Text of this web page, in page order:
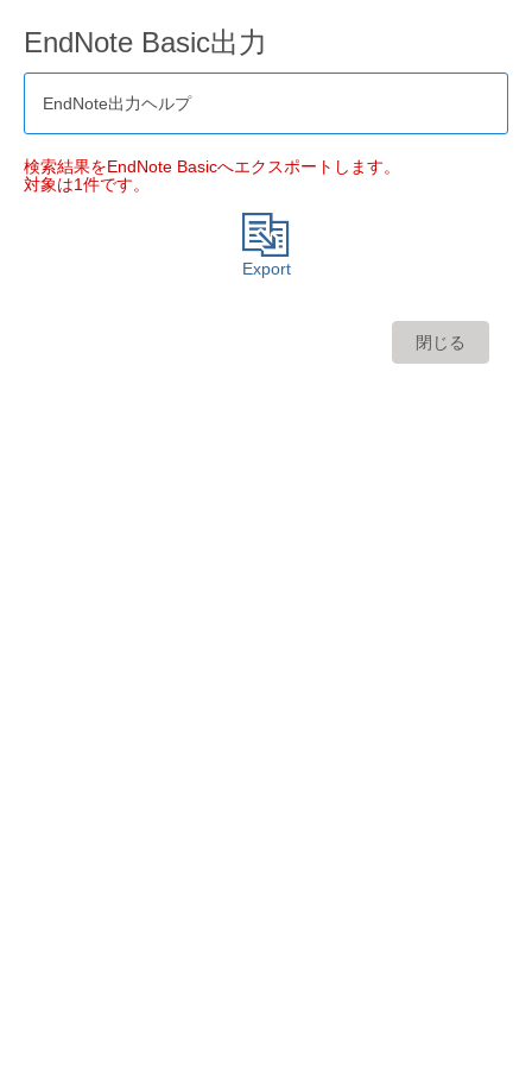
EndNote Basic出力
EndNote出力ヘルプ
検索結果をEndNote Basicへエクスポートします。
対象は1件です。
Export